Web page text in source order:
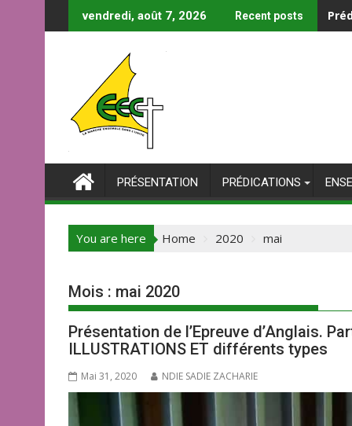
to
vendredi, août 7, 2026 Recent posts
PRÉSENTATION PRÉDICATIONS
You are here Home 2020 mai
Mois : mai 2020
Présentation de l’Epreuve d’Anglais.
ILLUSTRATIONS ET différents types
Mai 31, 2020 NDIE SADIE ZACHARIE